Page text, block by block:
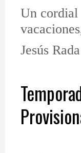
Un cordial
Jesús